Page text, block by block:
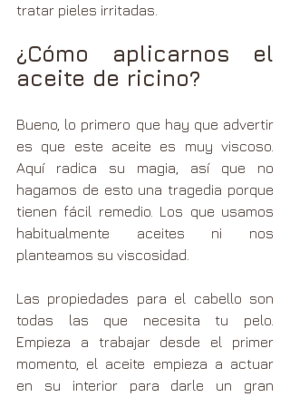
tratar pieles irritadas.
¿Cómo aplicarnos el
aceite de ricino?
Bueno, lo primero que hay que advertir
es que este aceite es muy viscoso.
Aquí radica su magia, así que no
hagamos de esto una tragedia porque
tienen fácil remedio. Los que usamos
habitualmente aceites ni nos
planteamos su viscosidad.
Las propiedades para el cabello son
todas las que necesita tu pelo.
Empieza a trabajar desde el primer
momento, el aceite empieza a actuar
en su interior para darle un gran